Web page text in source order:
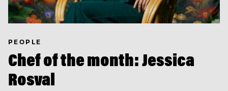
PEOPLE
Chef of the month: Jessica
Rosval